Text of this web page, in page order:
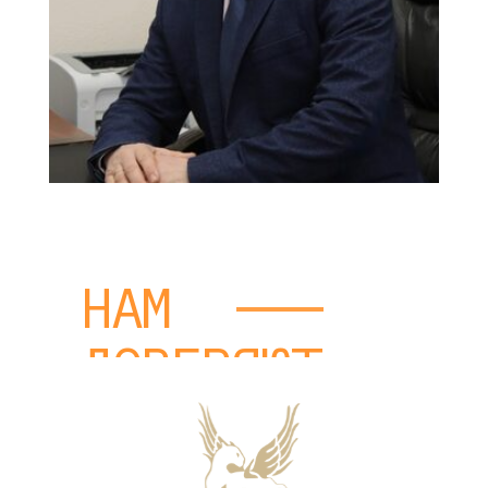
/подробнее о компании
охраны объекта
НАМ
ДОВЕРЯЮТ